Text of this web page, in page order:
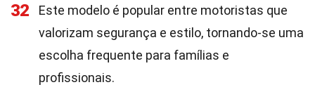
32
Este modelo é popular entre motoristas que
valorizam segurança e estilo, tornando-se uma
escolha frequente para famílias e
profissionais.